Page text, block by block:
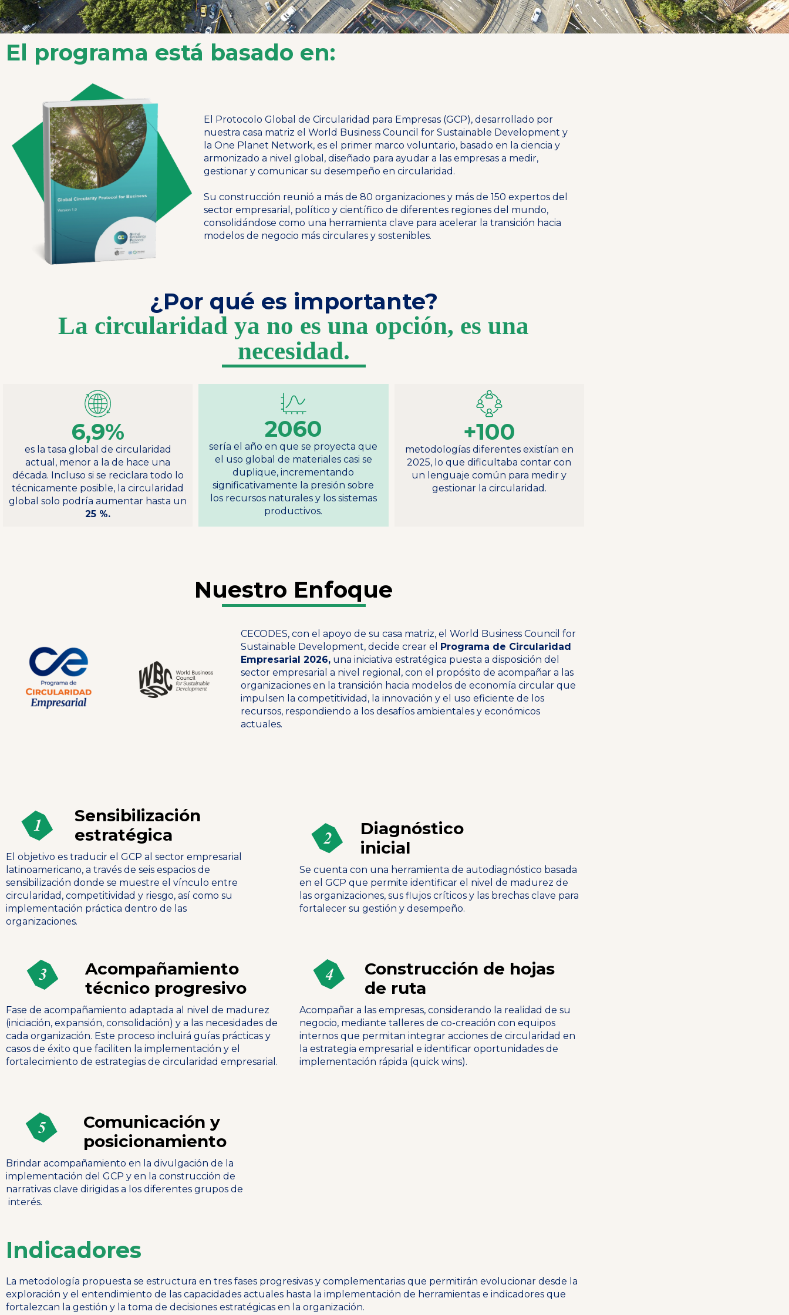
El programa está basado en:
El Protocolo Global de Circularidad para Empresas (GCP), desarrollado por
nuestra casa matriz el World Business Council for Sustainable Development y
la One Planet Network, es el primer marco voluntario, basado en la ciencia y
armonizado a nivel global, diseñado para ayudar a las empresas a medir,
gestionar y comunicar su desempeño en circularidad.
Su construcción reunió a más de 80 organizaciones y más de 150 expertos del
sector empresarial, político y científico de diferentes regiones del mundo,
consolidándose como una herramienta clave para acelerar la transición hacia
modelos de negocio más circulares y sostenibles.
¿Por qué es importante?
La circularidad ya no es una opción, es una
necesidad.
6,9%
es la tasa global de circularidad
actual, menor a la de hace una
década. Incluso si se reciclara todo lo
técnicamente posible, la circularidad
global solo podría aumentar hasta un
25 %.
2060
sería el año en que se proyecta que
el uso global de materiales casi se
duplique, incrementando
significativamente la presión sobre
los recursos naturales y los sistemas
productivos.
+100
metodologías diferentes existían en
2025, lo que dificultaba contar con
un lenguaje común para medir y
gestionar la circularidad.
Nuestro Enfoque
CECODES, con el apoyo de su casa matriz, el World Business Council for
Sustainable Development, decide crear el
Programa de Circularidad
Empresarial 2026, una iniciativa estratégica puesta a disposición del
sector empresarial a nivel regional, con el propósito de acompañar a las
organizaciones en la transición hacia modelos de economía circular que
impulsen la competitividad, la innovación y el uso eficiente de los
recursos, respondiendo a los desafíos ambientales y económicos
actuales.
Sensibilización
estratégica
El objetivo es traducir el GCP al sector empresarial
latinoamericano, a través de seis espacios de
sensibilización donde se muestre el vínculo entre
circularidad, competitividad y riesgo, así como su
implementación práctica dentro de las
organizaciones.
Diagnóstico
inicial
Se cuenta con una herramienta de autodiagnóstico basada
en el GCP que permite identificar el nivel de madurez de
las organizaciones, sus flujos críticos y las brechas clave para
fortalecer su gestión y desempeño.
Acompañamiento
técnico progresivo
Fase de acompañamiento adaptada al nivel de madurez
(iniciación, expansión, consolidación) y a las necesidades de
cada organización. Este proceso incluirá guías prácticas y
casos de éxito que faciliten la implementación y el
fortalecimiento de estrategias de circularidad empresarial.
Construcción de hojas
de ruta
Acompañar a las empresas, considerando la realidad de su
negocio, mediante talleres de co-creación con equipos
internos que permitan integrar acciones de circularidad en
la estrategia empresarial e identificar oportunidades de
implementación rápida (quick wins).
Comunicación y
posicionamiento
Brindar acompañamiento en la divulgación de la
implementación del GCP y en la construcción de
narrativas clave dirigidas a los diferentes grupos de
interés.
Indicadores
La metodología propuesta se estructura en tres fases progresivas y complementarias que permitirán evolucionar desde la
exploración y el entendimiento de las capacidades actuales hasta la implementación de herramientas e indicadores que
fortalezcan la gestión y la toma de decisiones estratégicas en la organización.